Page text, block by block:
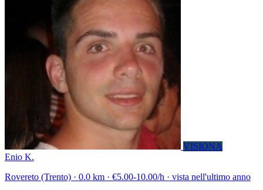
VISIONA
Enio K.
Rovereto (Trento) · 0.0 km · €5.00-10.00/h · vista nell'ultimo anno